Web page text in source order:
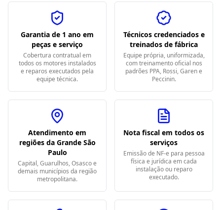
Garantia de 1 ano em
peças e serviço
Cobertura contratual em
todos os motores instalados
e reparos executados pela
equipe técnica.
Técnicos credenciados e
treinados de fábrica
Equipe própria, uniformizada,
com treinamento oficial nos
padrões PPA, Rossi, Garen e
Peccinin.
Atendimento em
regiões da Grande São
Paulo
Capital, Guarulhos, Osasco e
demais municípios da região
metropolitana.
Nota fiscal em todos os
serviços
Emissão de NF-e para pessoa
física e jurídica em cada
instalação ou reparo
executado.